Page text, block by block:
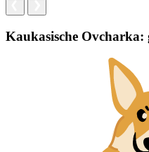
Kaukasische